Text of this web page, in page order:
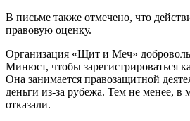
В письме также отмечено, что
правовую оценку.
Организация «Щит и Меч»
Минюст, чтобы зарегистрироваться
Она занимается правозащитной
деньги из-за рубежа. Тем не менее, в
отказали.